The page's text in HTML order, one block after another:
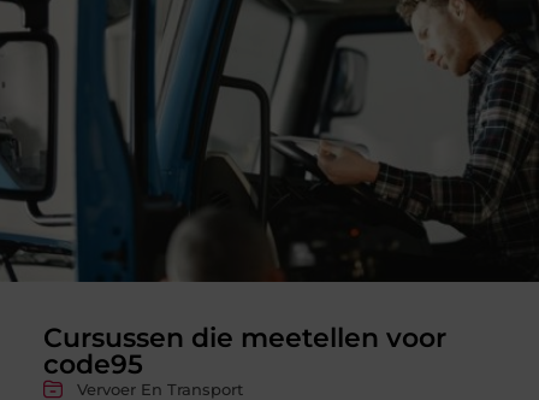
Cursussen die meetellen voor
code95
Vervoer En Transport